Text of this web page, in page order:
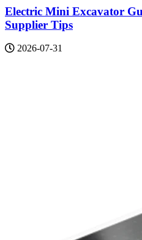
Electric Mini Excavator
Supplier Tips
2026-07-31